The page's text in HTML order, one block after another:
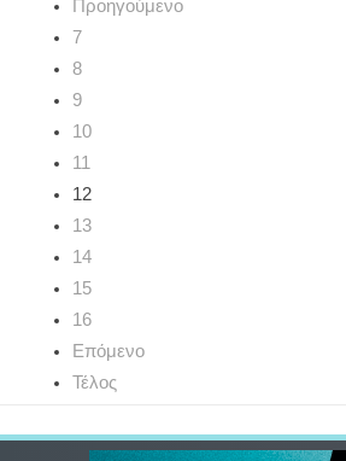
Προηγούμενο
7
8
9
10
11
12
13
14
15
16
Επόμενο
Τέλος